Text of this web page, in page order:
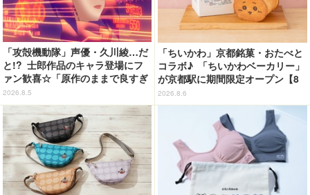
「攻殻機動隊」声優・久川綾…だ
と!? 士郎作品のキャラ登場にフ
ァン歓喜☆「原作のままで良すぎ
るな」「脳の処理が追いつかない
よお」…第5話【ネタバレあり反
応まとめ】
2026.8.5
「ちいかわ」京都銘菓・おたべと
コラボ♪ 「ちいかわベーカリー」
が京都駅に期間限定オープン【8
月13日～】
2026.8.6